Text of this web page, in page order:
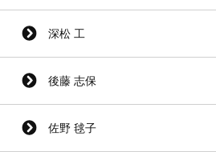
深松 工
後藤 志保
佐野 毬子